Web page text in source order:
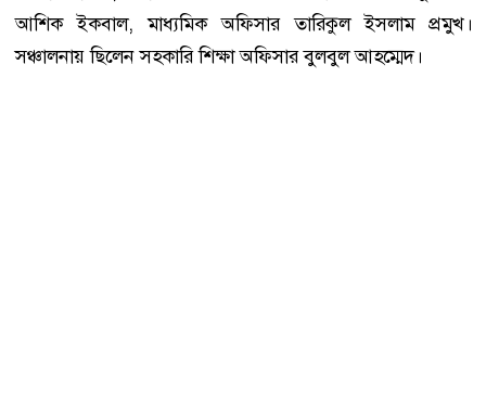
আশিক ইকবাল, মাধ্যমিক অফিসার তারিকুল ইসলাম প্রমুখ।
সঞ্চালনায় ছিলেন সহকারি শিক্ষা অফিসার বুলবুল আহম্মেদ।